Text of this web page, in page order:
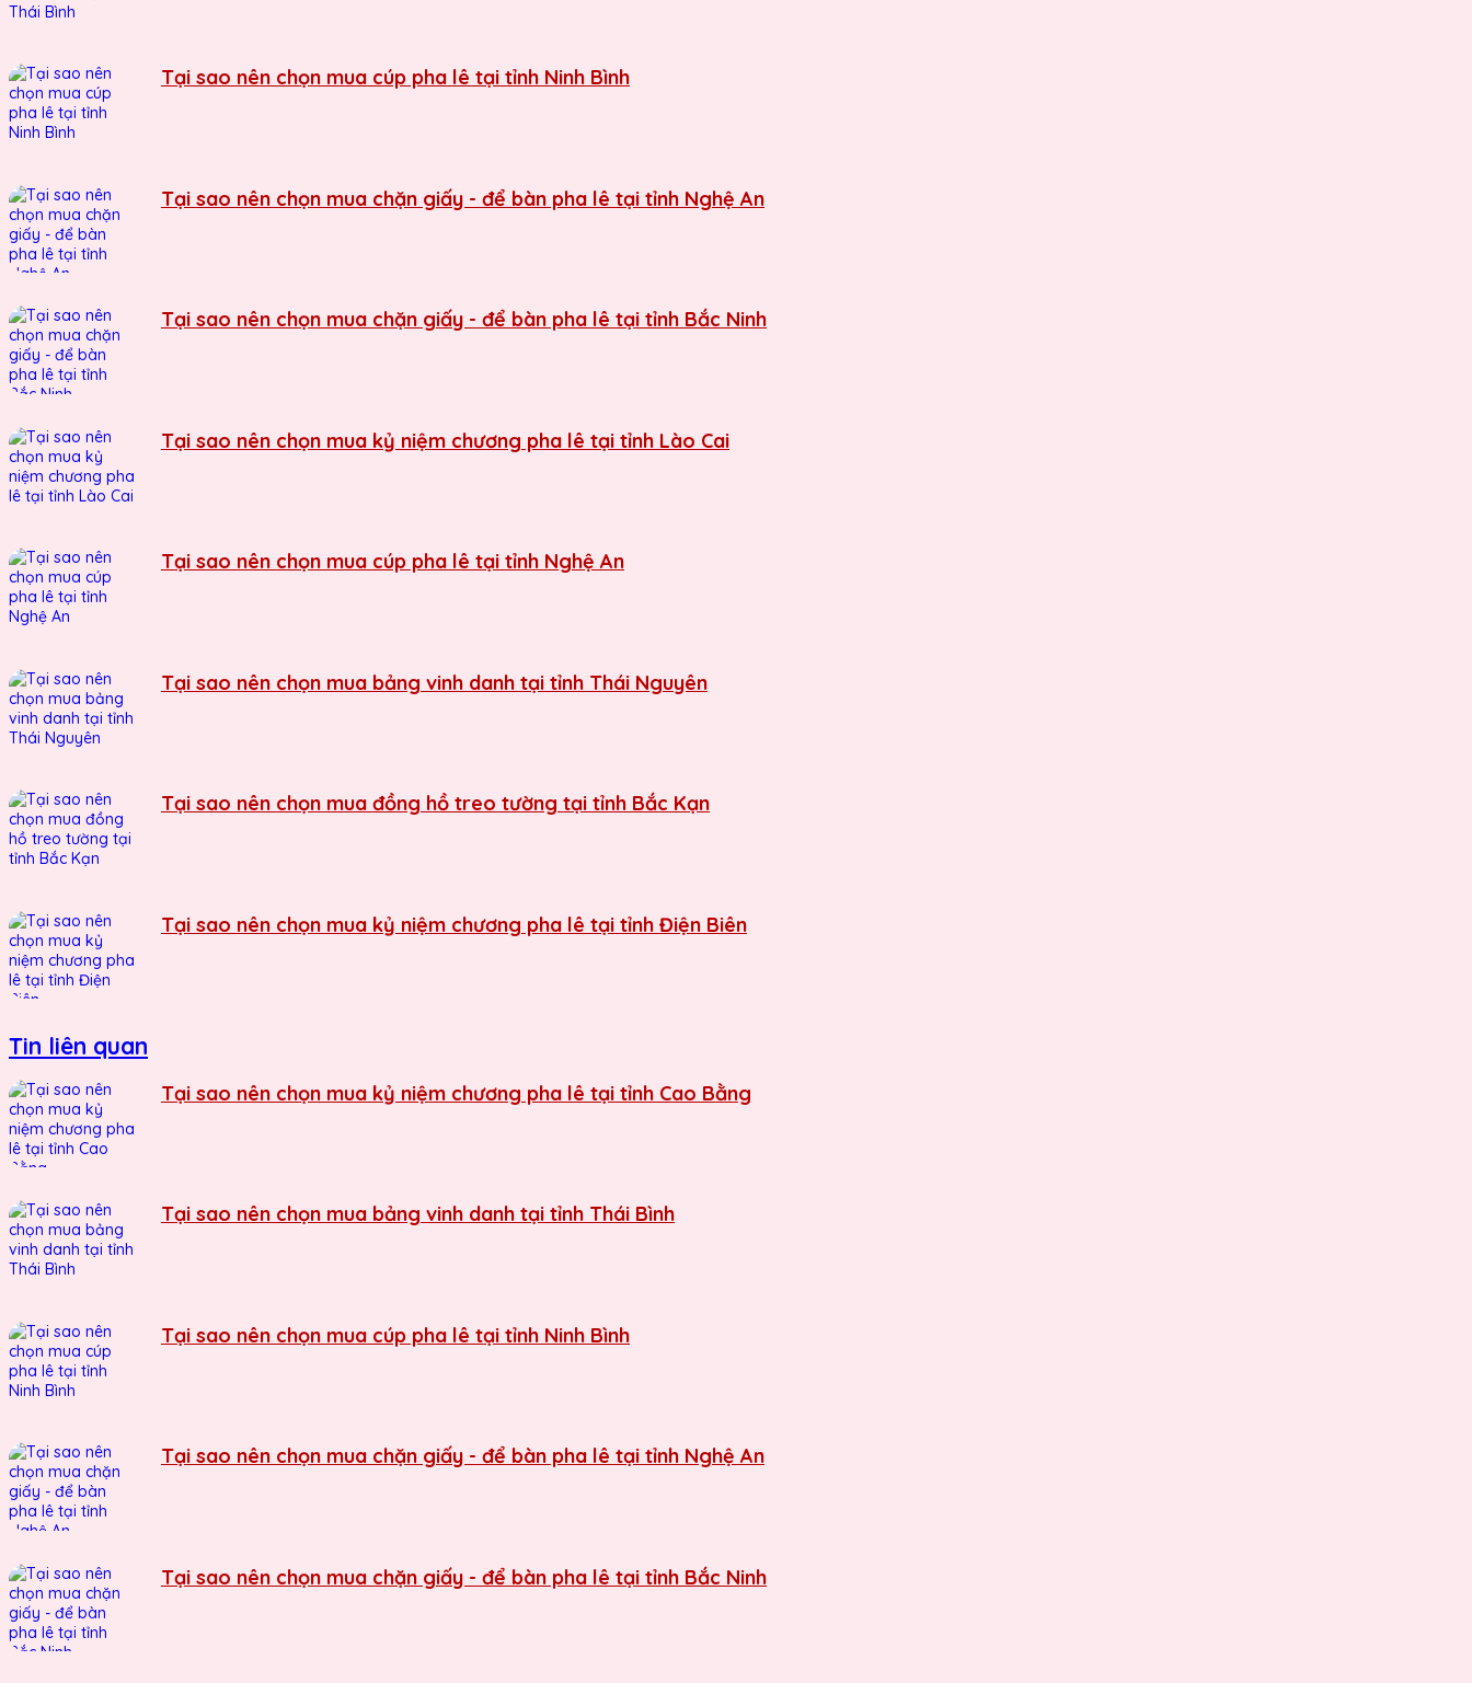
Tại sao nên chọn mua cúp pha lê tại tỉnh Ninh Bình
Tại sao nên chọn mua chặn giấy - để bàn pha lê tại tỉnh Nghệ An
Tại sao nên chọn mua chặn giấy - để bàn pha lê tại tỉnh Bắc Ninh
Tại sao nên chọn mua kỷ niệm chương pha lê tại tỉnh Lào Cai
Tại sao nên chọn mua cúp pha lê tại tỉnh Nghệ An
Tại sao nên chọn mua bảng vinh danh tại tỉnh Thái Nguyên
Tại sao nên chọn mua đồng hồ treo tường tại tỉnh Bắc Kạn
Tại sao nên chọn mua kỷ niệm chương pha lê tại tỉnh Điện Biên
Tin liên quan
Tại sao nên chọn mua kỷ niệm chương pha lê tại tỉnh Cao Bằng
Tại sao nên chọn mua bảng vinh danh tại tỉnh Thái Bình
Tại sao nên chọn mua cúp pha lê tại tỉnh Ninh Bình
Tại sao nên chọn mua chặn giấy - để bàn pha lê tại tỉnh Nghệ An
Tại sao nên chọn mua chặn giấy - để bàn pha lê tại tỉnh Bắc Ninh